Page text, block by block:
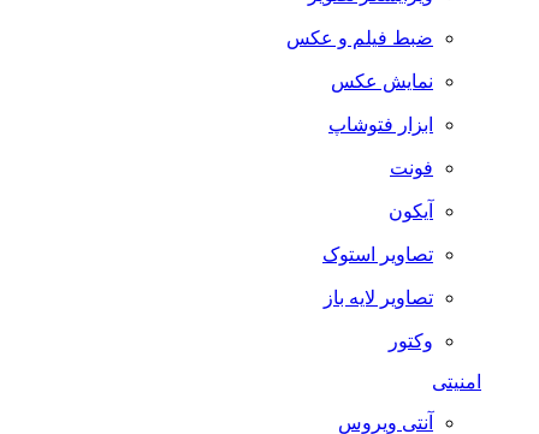
ضبط فيلم و عكس
نمایش عکس
ابزار فتوشاپ
فونت
آیکون
تصاویر استوک
تصاویر لایه باز
وکتور
آنتی ویروس